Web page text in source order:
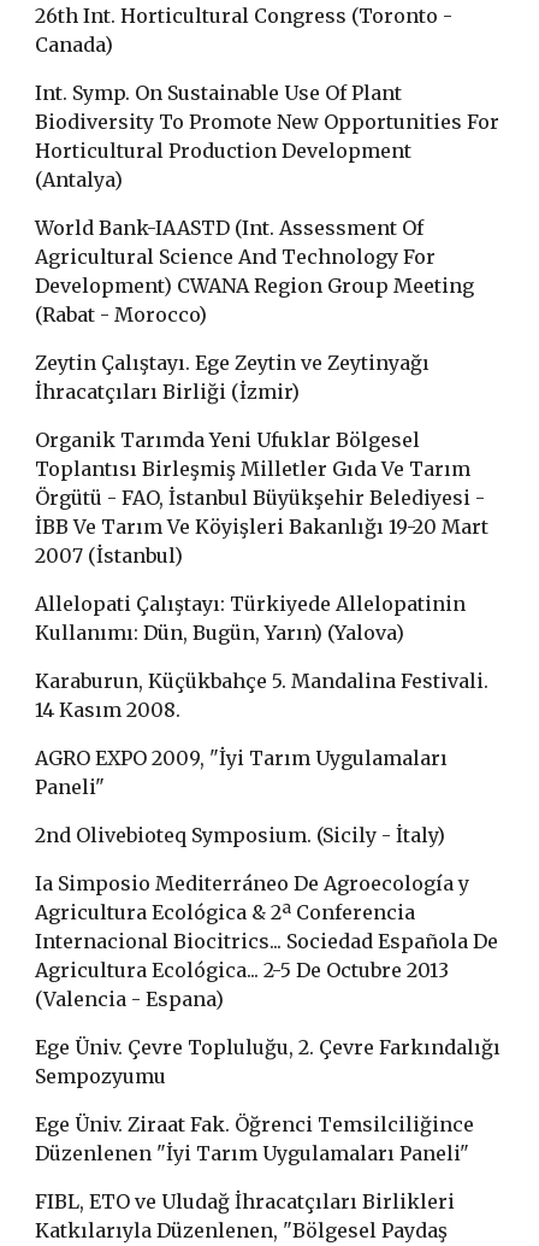
26th Int. Horticultural Congress (Toronto -
Canada)
Int. Symp. On Sustainable Use Of Plant
Biodiversity To Promote New Opportunities For
Horticultural Production Development
(Antalya)
World Bank-IAASTD (Int. Assessment Of
Agricultural Science And Technology For
Development) CWANA Region Group Meeting
(Rabat - Morocco)
Zeytin Çalıştayı. Ege Zeytin ve Zeytinyağı
İhracatçıları Birliği (İzmir)
Organik Tarımda Yeni Ufuklar Bölgesel
Toplantısı Birleşmiş Milletler Gıda Ve Tarım
Örgütü - FAO, İstanbul Büyükşehir Belediyesi -
İBB Ve Tarım Ve Köyişleri Bakanlığı 19-20 Mart
2007 (İstanbul)
Allelopati Çalıştayı: Türkiyede Allelopatinin
Kullanımı: Dün, Bugün, Yarın) (Yalova)
Karaburun, Küçükbahçe 5. Mandalina Festivali.
14 Kasım 2008.
AGRO EXPO 2009, "İyi Tarım Uygulamaları
Paneli"
2nd Olivebioteq Symposium. (Sicily - İtaly)
Ia Simposio Mediterráneo De Agroecología y
Agricultura Ecológica & 2ª Conferencia
Internacional Biocitrics... Sociedad Española De
Agricultura Ecológica... 2-5 De Octubre 2013
(Valencia - Espana)
Ege Üniv. Çevre Topluluğu, 2. Çevre Farkındalığı
Sempozyumu
Ege Üniv. Ziraat Fak. Öğrenci Temsilciliğince
Düzenlenen "İyi Tarım Uygulamaları Paneli"
FIBL, ETO ve Uludağ İhracatçıları Birlikleri
Katkılarıyla Düzenlenen, "Bölgesel Paydaş